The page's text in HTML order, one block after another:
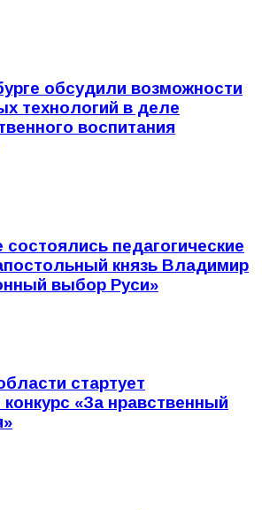
обсудили возможности
технологий в деле
воспитания
педагогические
князь Владимир
выбор Руси»
стартует
«За нравственный